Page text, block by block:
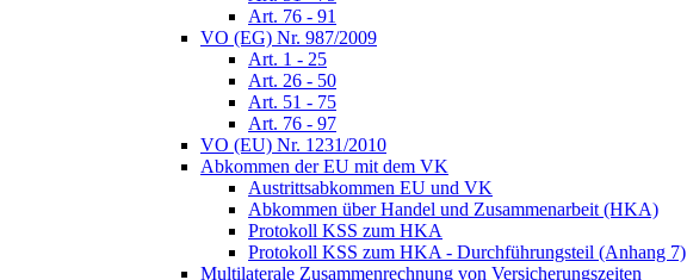
Art. 76 - 91
VO (EG) Nr. 987/2009
Art. 1 - 25
Art. 26 - 50
Art. 51 - 75
Art. 76 - 97
VO (EU) Nr. 1231/2010
Abkommen der EU mit dem VK
Austrittsabkommen EU und VK
Abkommen über Handel und Zusammenarbeit (HKA)
Protokoll KSS zum HKA
Protokoll KSS zum HKA - Durchführungsteil (Anhang 7)
Multilaterale Zusammenrechnung von Versicherungszeiten